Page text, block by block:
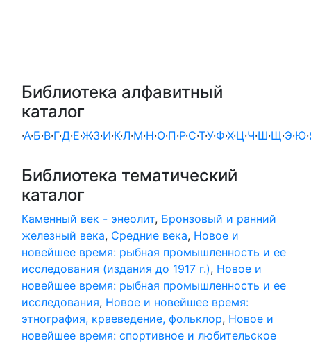
Библиотека алфавитный
каталог
·А·Б·В·Г·Д·Е·Ж·З·И·К·Л·М·Н·О·П·Р·С·Т·У·Ф·Х·Ц·Ч·Ш·Щ·Э·Ю·
Библиотека тематический
каталог
Каменный век - энеолит, Бронзовый и ранний
железный века, Средние века, Новое и
новейшее время: рыбная промышленность и ее
исследования (издания до 1917 г.), Новое и
новейшее время: рыбная промышленность и ее
исследования, Новое и новейшее время:
этнография, краеведение, фольклор, Новое и
новейшее время: спортивное и любительское